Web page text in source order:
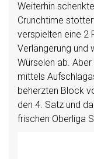
Weiterhin
Crunchtime
verspielten eine 2
Verlängerung und
Würselen ab.
mittels
beherzten Block
den 4. Satz und
frischen Oberliga